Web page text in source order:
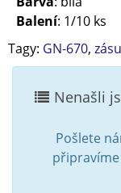
Balení: 1/10 ks
Tagy: GN-670,
Nenašli
Pošlete